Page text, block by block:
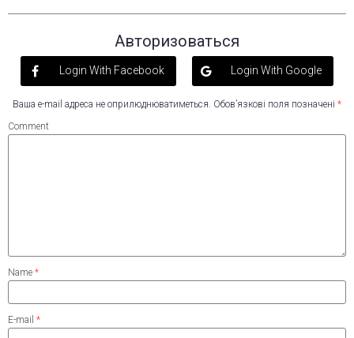
Авторизоваться
Login With Facebook Login With Google
Ваша e-mail адреса не оприлюднюватиметься. Обов’язкові поля позначені *
Comment
Name *
E-mail *